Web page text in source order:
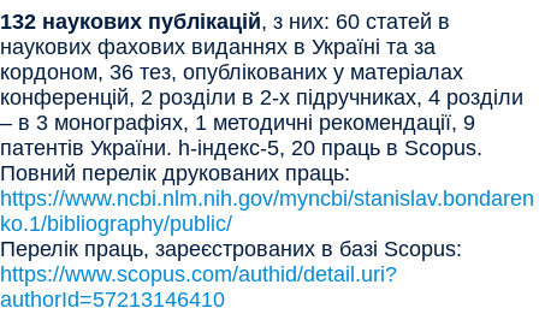
132 наукових публікацій, з них: 60 статей в
наукових фахових виданнях в Україні та за
кордоном, 36 тез, опублікованих у матеріалах
конференцій, 2 розділи в 2-х підручниках, 4 розділи
– в 3 монографіях, 1 методичні рекомендації, 9
патентів України. h-індекс-5, 20 праць в Scopus.
Повний перелік друкованих праць:
https://www.ncbi.nlm.nih.gov/myncbi/stanislav.bondaren
ko.1/bibliography/public/
Перелік праць, зареєстрованих в базі Scopus:
https://www.scopus.com/authid/detail.uri?
authorId=57213146410